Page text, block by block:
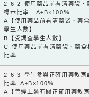
2-6-2 使用藥品前看清藥袋、
標示比率 =A÷B×100％
A【使用藥品前看清藥袋、藥
學生人數】
B【受調查學生人數】
C 使用藥品前看清藥袋、藥盒
比率
2-6-3 學生參與正確用藥教育
比率=A÷B×100％
A【曾經上過有關正確用藥教